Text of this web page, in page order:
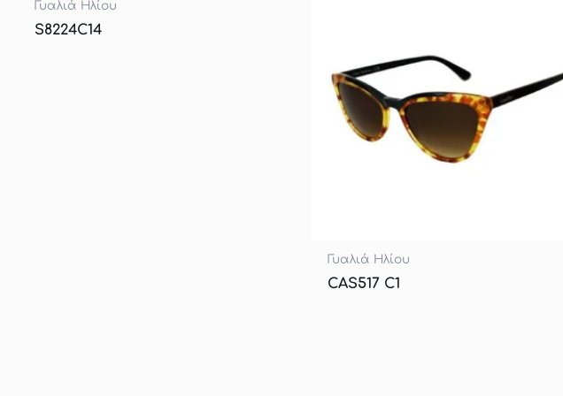
Γυαλιά Ηλίου
S8224C14
Γυαλιά Ηλίου
CAS517 C1